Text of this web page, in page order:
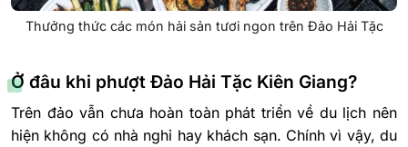
Thưởng thức các món hải sản tươi ngon trên Đảo Hải Tặc
Ở đâu khi phượt Đảo Hải Tặc Kiên Giang?
Trên đảo vẫn chưa hoàn toàn phát triển về du lịch nên
hiện không có nhà nghỉ hay khách sạn. Chính vì vậy, du